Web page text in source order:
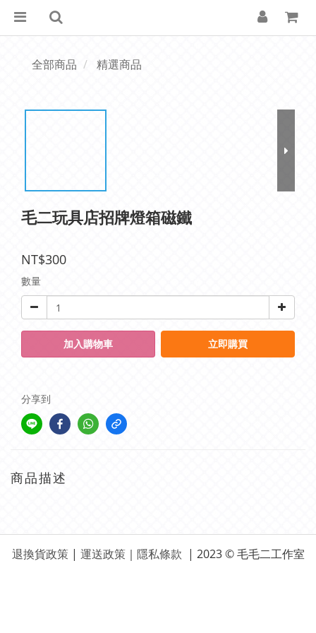
全部商品 精選商品
毛二玩具店招牌燈箱磁鐵
NT$300
數量
加入購物車 立即購買
分享到
商品描述
退換貨政策 | 運送政策｜ 隱私條款 | 2023 © 毛毛二工作室